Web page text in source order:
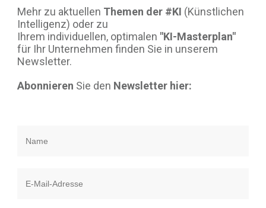
Mehr zu aktuellen Themen der #KI (Künstlichen
Intelligenz) oder zu
Ihrem individuellen, optimalen "KI-Masterplan"
für Ihr Unternehmen finden Sie in unserem
Newsletter.
Abonnieren Sie den Newsletter hier: